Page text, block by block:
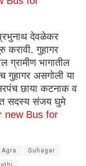
देवळेकर
करावी. गुहागर
ग्रामीण भागातील
असगोली या
सरपंच छाया कटनाक व
सदस्य संजय घुमे
new Bus for
Guhagar